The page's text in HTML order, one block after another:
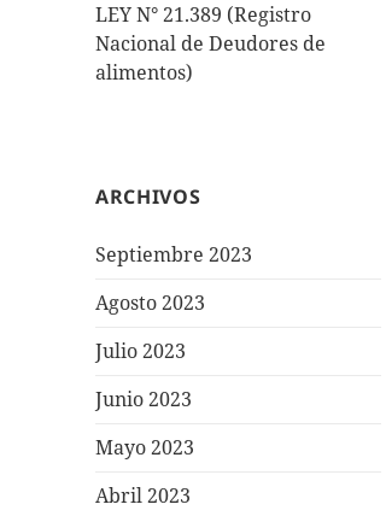
LEY N° 21.389 (Registro
Nacional de Deudores de
alimentos)
ARCHIVOS
Septiembre 2023
Agosto 2023
Julio 2023
Junio 2023
Mayo 2023
Abril 2023